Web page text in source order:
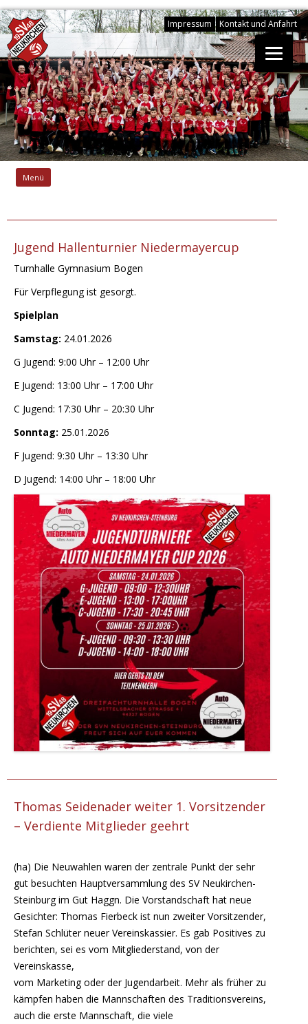
Kontakt und Anfahrt
Impressum
Menü
Springe
Jugend Hallenturnier Niedermayercup
Turnhalle Gymnasium Bogen
Für Verpflegung ist gesorgt.
Spielplan
Samstag: 24.01.2026
G Jugend: 9:00 Uhr – 12:00 Uhr
E Jugend: 13:00 Uhr – 17:00 Uhr
C Jugend: 17:30 Uhr – 20:30 Uhr
Sonntag: 25.01.2026
F Jugend: 9:30 Uhr – 13:30 Uhr
D Jugend: 14:00 Uhr – 18:00 Uhr
Thomas Seidenader weiter 1. Vorsitzender
– Verdiente Mitglieder geehrt
(ha) Die Neuwahlen waren der zentrale Punkt der sehr
gut besuchten Hauptversammlung des SV Neukirchen-
Steinburg im Gut Haggn. Die Vorstandschaft hat neue
Gesichter: Thomas Fierbeck ist nun zweiter Vorsitzender,
Stefan Schlüter neuer Vereinskassier. Es gab Positives zu
berichten, sei es vom Mitgliederstand, von der
Vereinskasse,
vom Marketing oder der Jugendarbeit. Mehr als früher zu
kämpfen haben die Mannschaften des Traditionsvereins,
auch die erste Mannschaft, die viele